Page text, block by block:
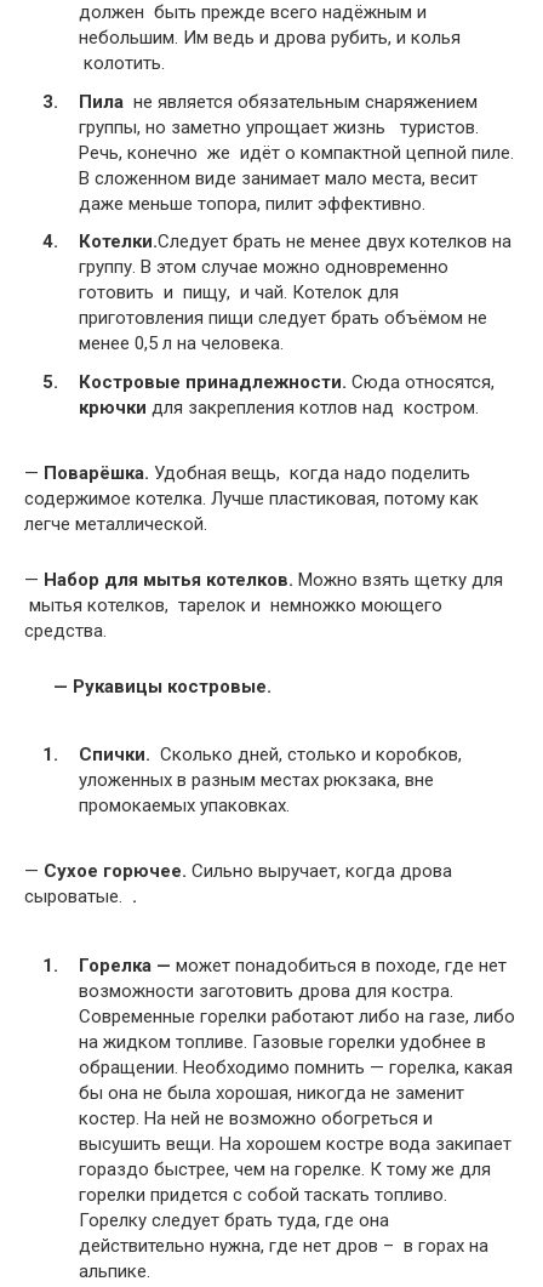
должен быть прежде всего надёжным и
небольшим. Им ведь и дрова рубить, и колья
колотить.
Пила не является обязательным снаряжением
группы, но заметно упрощает жизнь туристов.
Речь, конечно же идёт о компактной цепной пиле.
В сложенном виде занимает мало места, весит
даже меньше топора, пилит эффективно.
Котелки.Следует брать не менее двух котелков на
группу. В этом случае можно одновременно
готовить и пищу, и чай. Котелок для
приготовления пищи следует брать объёмом не
менее 0,5 л на человека.
Костровые принадлежности. Сюда относятся,
крючки для закрепления котлов над костром.
— Поварёшка. Удобная вещь, когда надо поделить
содержимое котелка. Лучше пластиковая, потому как
легче металлической.
— Набор для мытья котелков. Можно взять щетку для
мытья котелков, тарелок и немножко моющего
средства.
— Рукавицы костровые.
Спички. Сколько дней, столько и коробков,
уложенных в разным местах рюкзака, вне
промокаемых упаковках.
— Сухое горючее. Сильно выручает, когда дрова
сыроватые. .
Горелка — может понадобиться в походе, где нет
возможности заготовить дрова для костра.
Современные горелки работают либо на газе, либо
на жидком топливе. Газовые горелки удобнее в
обращении. Необходимо помнить — горелка, какая
бы она не была хорошая, никогда не заменит
костер. На ней не возможно обогреться и
высушить вещи. На хорошем костре вода закипает
гораздо быстрее, чем на горелке. К тому же для
горелки придется с собой таскать топливо.
Горелку следует брать туда, где она
действительно нужна, где нет дров – в горах на
альпике.